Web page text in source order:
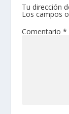
Tu dirección
Los campos
Comentario *